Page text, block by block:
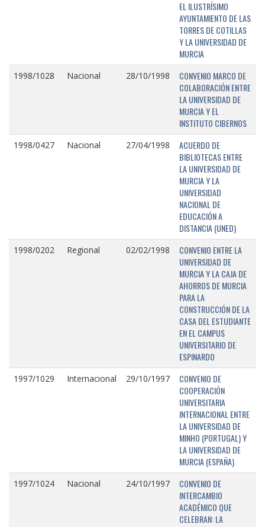
EL ILUSTRÍSIMO
AYUNTAMIENTO DE LAS
TORRES DE COTILLAS
Y LA UNIVERSIDAD DE
MURCIA
1998/1028 Nacional 28/10/1998
CONVENIO MARCO DE
COLABORACIÓN ENTRE
LA UNIVERSIDAD DE
MURCIA Y EL
INSTITUTO CIBERNOS
1998/0427 Nacional 27/04/1998
ACUERDO DE
BIBLIOTECAS ENTRE
LA UNIVERSIDAD DE
MURCIA Y LA
UNIVERSIDAD
NACIONAL DE
EDUCACIÓN A
DISTANCIA (UNED)
1998/0202 Regional 02/02/1998
CONVENIO ENTRE LA
UNIVERSIDAD DE
MURCIA Y LA CAJA DE
AHORROS DE MURCIA
PARA LA
CONSTRUCCIÓN DE LA
CASA DEL ESTUDIANTE
EN EL CAMPUS
UNIVERSITARIO DE
ESPINARDO
1997/1029 Internacional 29/10/1997
CONVENIO DE
COOPERACIÓN
UNIVERSITARIA
INTERNACIONAL ENTRE
LA UNIVERSIDAD DE
MINHO (PORTUGAL) Y
LA UNIVERSIDAD DE
MURCIA (ESPAÑA)
1997/1024 Nacional 24/10/1997
CONVENIO DE
INTERCAMBIO
ACADÉMICO QUE
CELEBRAN: LA